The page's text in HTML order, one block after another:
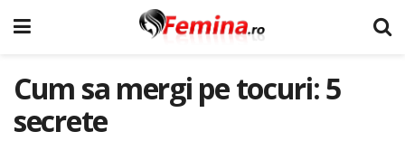
Cum sa mergi pe tocuri: 5
secrete